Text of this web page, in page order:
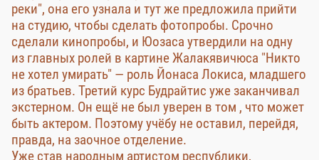
реки", она его узнала и тут же предложила прийти
на студию, чтобы сделать фотопробы. Срочно
сделали кинопробы, и Юозаса утвердили на одну
из главных ролей в картине Жалакявичюса "Никто
не хотел умирать" — роль Йонаса Локиса, младшего
из братьев. Третий курс Будрайтис уже заканчивал
экстерном. Он ещё не был уверен в том , что может
быть актером. Поэтому учёбу не оставил, перейдя,
правда, на заочное отделение.
Уже став народным артистом республики,